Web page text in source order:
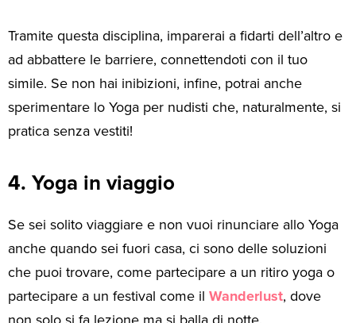
Tramite questa disciplina, imparerai a fidarti dell’altro e
ad abbattere le barriere, connettendoti con il tuo
simile. Se non hai inibizioni, infine, potrai anche
sperimentare lo Yoga per nudisti che, naturalmente, si
pratica senza vestiti!
4. Yoga in viaggio
Se sei solito viaggiare e non vuoi rinunciare allo Yoga
anche quando sei fuori casa, ci sono delle soluzioni
che puoi trovare, come partecipare a un ritiro yoga o
partecipare a un festival come il Wanderlust, dove